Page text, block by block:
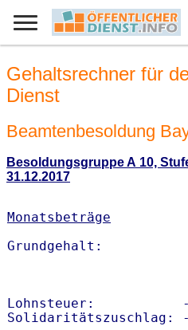
Gehaltsrechner für
Dienst
Beamtenbesoldung
Besoldungsgruppe A 10,
31.12.2017
Monatsbeträge
Lohnsteuer:           -
Solidaritätszuschlag: